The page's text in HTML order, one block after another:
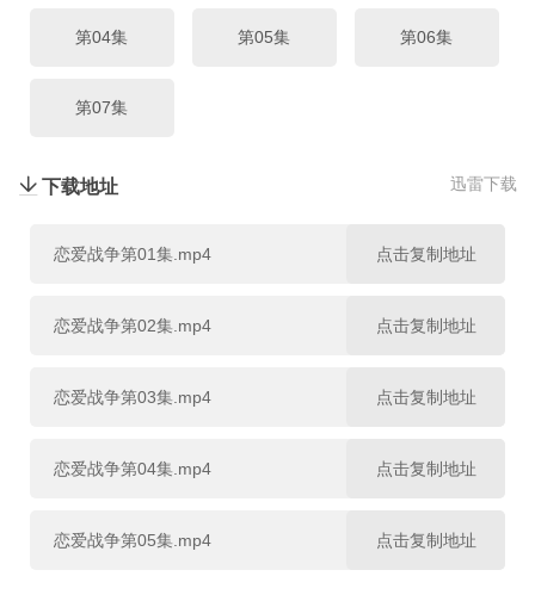
第04集 第05集 第06集
第07集
迅雷下载
下载地址
恋爱战争第01集.mp4 点击复制地址
恋爱战争第02集.mp4 点击复制地址
恋爱战争第03集.mp4 点击复制地址
恋爱战争第04集.mp4 点击复制地址
恋爱战争第05集.mp4 点击复制地址